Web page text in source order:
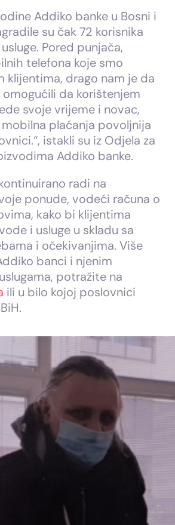
Addiko banke u Bosni i
su čak 72 korisnika
Pored punjača,
telefona koje smo
klijentima, drago nam je da
da korištenjem
svoje vrijeme i novac,
plaćanja povoljnija
istakli su iz Odjela za
Addiko banke.
radi na
ponude, vodeći računa o
kako bi klijentima
i usluge u skladu sa
i očekivanjima. Više
banci i njenim
potražite na
ili u bilo kojoj poslovnici